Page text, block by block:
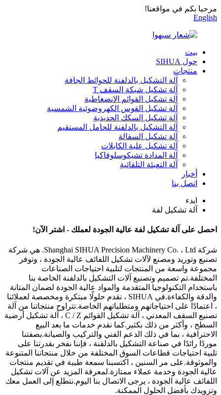
مرحبا بكم في مواقعنا!
English
بيت
حول SIHUA
منتجات
آلة التشكيل بالدلفنة للحوائط الجافة
آلة تشكيل شبكة السقف T
آلة تشكيل القوائم الانضغاطية
آلة تشكيل القوس الكهروضوئية الشمسية
آلة تشكيل السكك الحديدية
آلة التشكيل بالدلفنة للحامل المستقيم
آلة تشكيل السقالة
آلة تشكيل علبة الكابلات
آلة المدادة تشيكوسلوفاكيا
آلة التعبئة التلقائية
أخبار
اتصل بنا
ابدء
آلة تشكيل لفة
احصل على آلة تشكيل لفة عالية الجودة لعملك - اشتر الآن!
شركة Shanghai SIHUA Precision Machinery Co. ، Ltd. هي شركة
تصنيع وتوريد ومصنع لآلات تشكيل اللفائف عالية الجودة ، وتوفر
مجموعة واسعة من المنتجات لتلبية احتياجات الصناعات
المختلفة.تم تصميم وتصنيع آلات التشكيل بالدلفنة الخاصة بنا
باستخدام التكنولوجيا المتقدمة والمواد عالية الجودة لضمان المتانة
والدقة والكفاءة.في SIHUA ، نقدم حلولًا مبتكرة ومخصصة لعملائنا
، اعتمادًا على احتياجاتهم ومتطلباتهم الخاصة.تتراوح منتجاتنا من آلة
تصنيع السقف المعدني ، آلة تشكيل القوائم C / Z ، آلة تشكيل أرضية
السطح ، وأكثر من ذلك بكثير.كما نقدم خدمات ما بعد البيع
الاحترافية ، بما في ذلك الدعم الفني والتركيب والصيانة.بصفتنا
موردًا رائدًا في صناعة التشكيل بالدلفنة ، فإننا نفخر بقدرتنا على
تلبية احتياجات قطاعات السوق المختلفة من خلال منتجاتنا المتنوعة
والموثوقة.على مر السنين ، اكتسبنا سمعة طيبة في تقديم منتجات
عالية الجودة وخدمة عملاء ممتازة.لمعرفة المزيد عن آلات تشكيل
اللفائف عالية الجودة ، يرجى الاتصال بنا اليوم.نتطلع إلى العمل معك
وتزويدك بأفضل الحلول الممكنة.